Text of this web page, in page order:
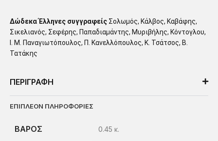
Δώδεκα Έλληνες συγγραφείς Σολωμός, Κάλβος, Καβάφης,
Σικελιανός, Σεφέρης, Παπαδιαμάντης, Μυριβήλης, Κόντογλου,
Ι. Μ. Παναγιωτόπουλος, Π. Κανελλόπουλος, Κ. Τσάτσος, Β.
Τατάκης
ΠΕΡΙΓΡΑΦΗ
ΕΠΙΠΛΕΟΝ ΠΛΗΡΟΦΟΡΙΕΣ
ΒΑΡΟΣ 0.45 κ.